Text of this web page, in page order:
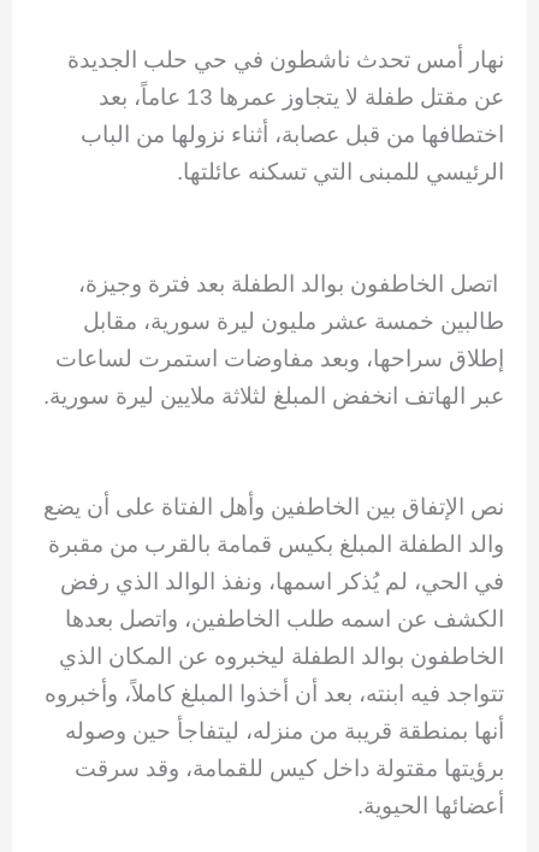
نهار أمس تحدث ناشطون في حي حلب الجديدة
عن مقتل طفلة لا يتجاوز عمرها 13 عاماً، بعد
اختطافها من قبل عصابة، أثناء نزولها من الباب
الرئيسي للمبنى التي تسكنه عائلتها.
اتصل الخاطفون بوالد الطفلة بعد فترة وجيزة،
طالبين خمسة عشر مليون ليرة سورية، مقابل
إطلاق سراحها، وبعد مفاوضات استمرت لساعات
عبر الهاتف انخفض المبلغ لثلاثة ملايين ليرة سورية.
نص الإتفاق بين الخاطفين وأهل الفتاة على أن يضع
والد الطفلة المبلغ بكيس قمامة بالقرب من مقبرة
في الحي، لم يُذكر اسمها، ونفذ الوالد الذي رفض
الكشف عن اسمه طلب الخاطفين، واتصل بعدها
الخاطفون بوالد الطفلة ليخبروه عن المكان الذي
تتواجد فيه ابنته، بعد أن أخذوا المبلغ كاملاً، وأخبروه
أنها بمنطقة قريبة من منزله، ليتفاجأ حين وصوله
برؤيتها مقتولة داخل كيس للقمامة، وقد سرقت
أعضائها الحيوية.